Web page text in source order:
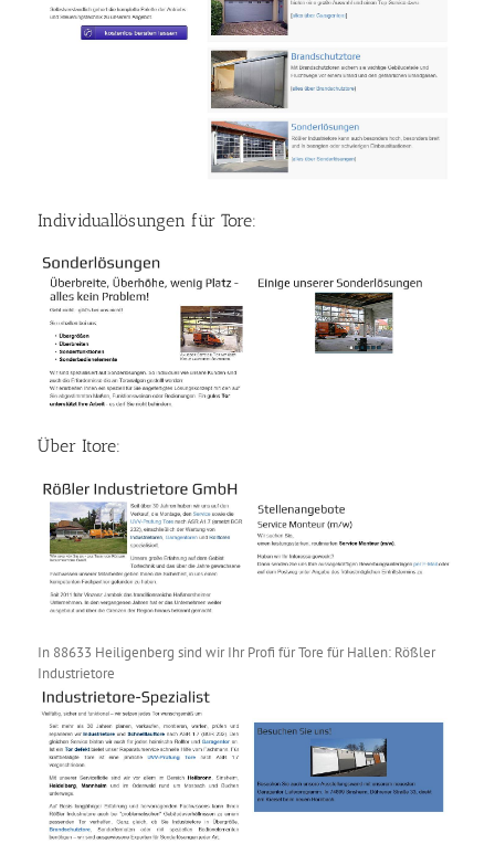
Individuallösungen für Tore:
Über Itore:
In 88633 Heiligenberg sind wir Ihr Profi für Tore für Hallen: Rößler
Industrietore